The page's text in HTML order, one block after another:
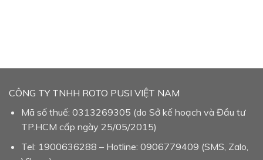
CÔNG TY TNHH ROTO PUSI VIỆT NAM
Mã số thuế: 0313269305 (do Sở kế hoạch và Đầu tư
TP.HCM cấp ngày 25/05/2015)
Tel: 1900636288 – Hotline: 0906779409 (SMS, Zalo,